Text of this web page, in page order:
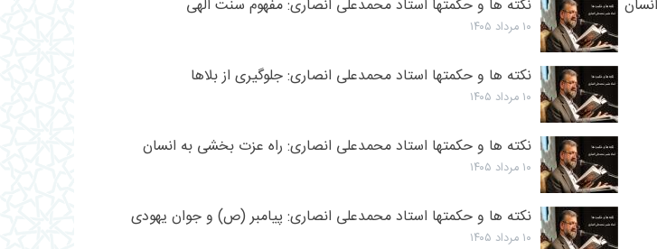
نکته ها و حکمتها استاد محمدعلی انصاری: مفهوم سنت الهی
۱۰ مرداد ۱۴۰۵
نکته ها و حکمتها استاد محمدعلی انصاری: جلوگیری از بلاها
۱۰ مرداد ۱۴۰۵
نکته ها و حکمتها استاد محمدعلی انصاری: راه عزت بخشی به انسان
۱۰ مرداد ۱۴۰۵
نکته ها و حکمتها استاد محمدعلی انصاری: پیامبر (ص) و جوان یهودی
۱۰ مرداد ۱۴۰۵